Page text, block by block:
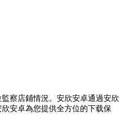
察店鋪情況。安欣安卓通過安欣
安卓為您提供全方位的下载保